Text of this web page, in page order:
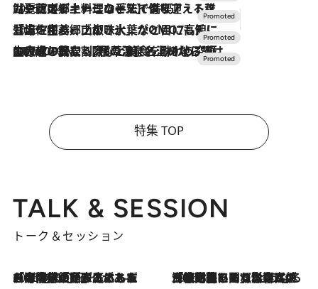
2026.7.24
【夏限定ディナーコース】旬を迎える稚鮎や花ズッキーニなどをイタリア・トスカーナの郷土料理の手法で満喫！
2026.7.17
「土佐和ハーブかき氷」がOMO7高知に登場！生姜、山椒、大葉など目にも舌にも涼を呼ぶ郷土の味
2026.7.10
NEW OPEN！【界 草津】名湯の地に誕生。趣の異なる2種の温泉と上州ならではの会席・蕎麦割烹など美食を味わう究極の癒やし旅
特集 TOP
TALK & SESSION
トーク＆セッション
2026.8.3
「今後値上げがあるとすれば…」「リスクがあるのは今年の冬」エネルギー専門家が語る、ホルムズ海峡封鎖が家庭にもたらす“ある心配” 2026.8.3
「住宅建てられない…」「サーチャージ料の高値が続いている」ホルムズ海峡封鎖による影響はいつまで続く？《エネルギー専門家に聞く“どうなる日本の暮らし”》